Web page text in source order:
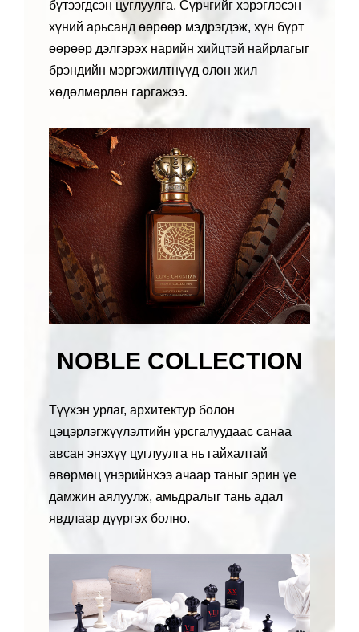
бүтээгдсэн цуглуулга. Сүрчгийг хэрэглэсэн
хүний арьсанд өөрөөр мэдрэгдэж, хүн бүрт
өөрөөр дэлгэрэх нарийн хийцтэй найрлагыг
брэндийн мэргэжилтнүүд олон жил
хөдөлмөрлөн гаргажээ.
NOBLE COLLECTION
Түүхэн урлаг, архитектур болон
цэцэрлэгжүүлэлтийн урсгалуудаас санаа
авсан энэхүү цуглуулга нь гайхалтай
өвөрмөц үнэрийнхээ ачаар таныг эрин үе
дамжин аялуулж, амьдралыг тань адал
явдлаар дүүргэх болно.